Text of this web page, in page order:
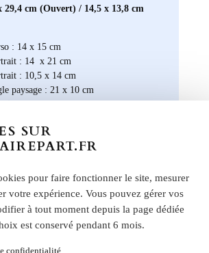
cm (Ouvert) / 14,5 x 13,8 cm
: 14 x 15 cm
: 14 x 21 cm
: 10,5 x 14 cm
paysage : 21 x 10 cm
: Elles ont une taille unique, pensée
4 cm
des faire-part de mariage, des
d'anniversaire, des cartes de
et bien plus encore. Optez
de haute qualité pour un
qui ravira vos invités et
SUR
pour faire fonctionner le site, mesurer
votre expérience. Vous pouvez gérer vos
à tout moment depuis la page dédiée
est conservé pendant 6 mois.
confidentialité